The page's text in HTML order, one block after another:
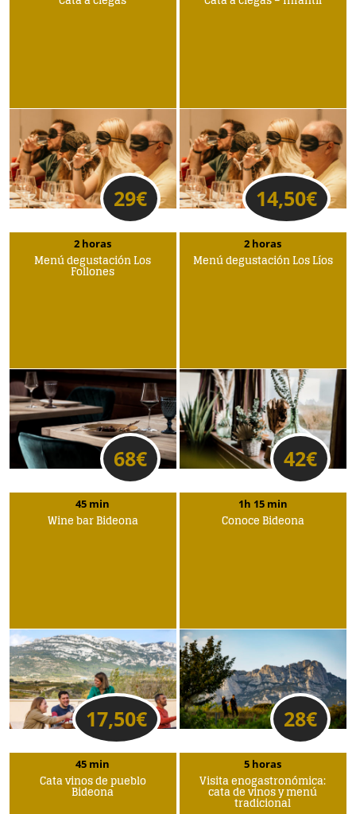
29€ 14,50€
2 horas
Menú degustación Los
Follones
68€
2 horas
Menú degustación Los Líos
42€
45 min
Wine bar Bideona
17,50€
1h 15 min
Conoce Bideona
28€
45 min
Cata vinos de pueblo
Bideona
5 horas
Visita enogastronómica:
cata de vinos y menú
tradicional